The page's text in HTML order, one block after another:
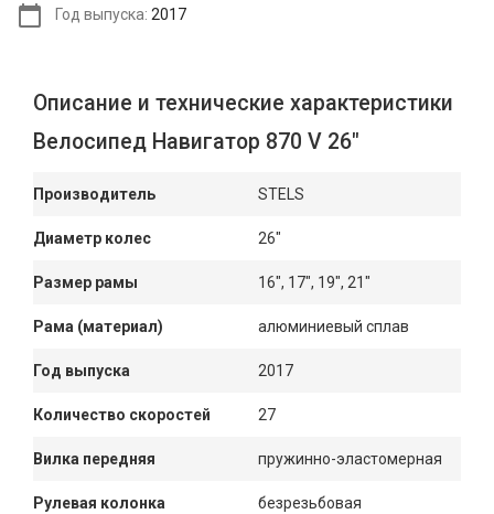
Год выпуска: 2017
Описание и технические характеристики
Велосипед Навигатор 870 V 26"
Производитель STELS
Диаметр колес 26"
Размер рамы 16", 17", 19", 21"
Рама (материал) алюминиевый сплав
Год выпуска 2017
Количество скоростей 27
Вилка передняя пружинно-эластомерная
Рулевая колонка безрезьбовая